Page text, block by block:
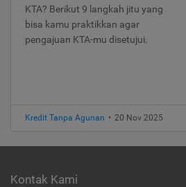
KTA? Berikut 9 langkah jitu yang
bisa kamu praktikkan agar
pengajuan KTA-mu disetujui.
Kredit Tanpa Agunan • 20 Nov 2025
Kontak Kami